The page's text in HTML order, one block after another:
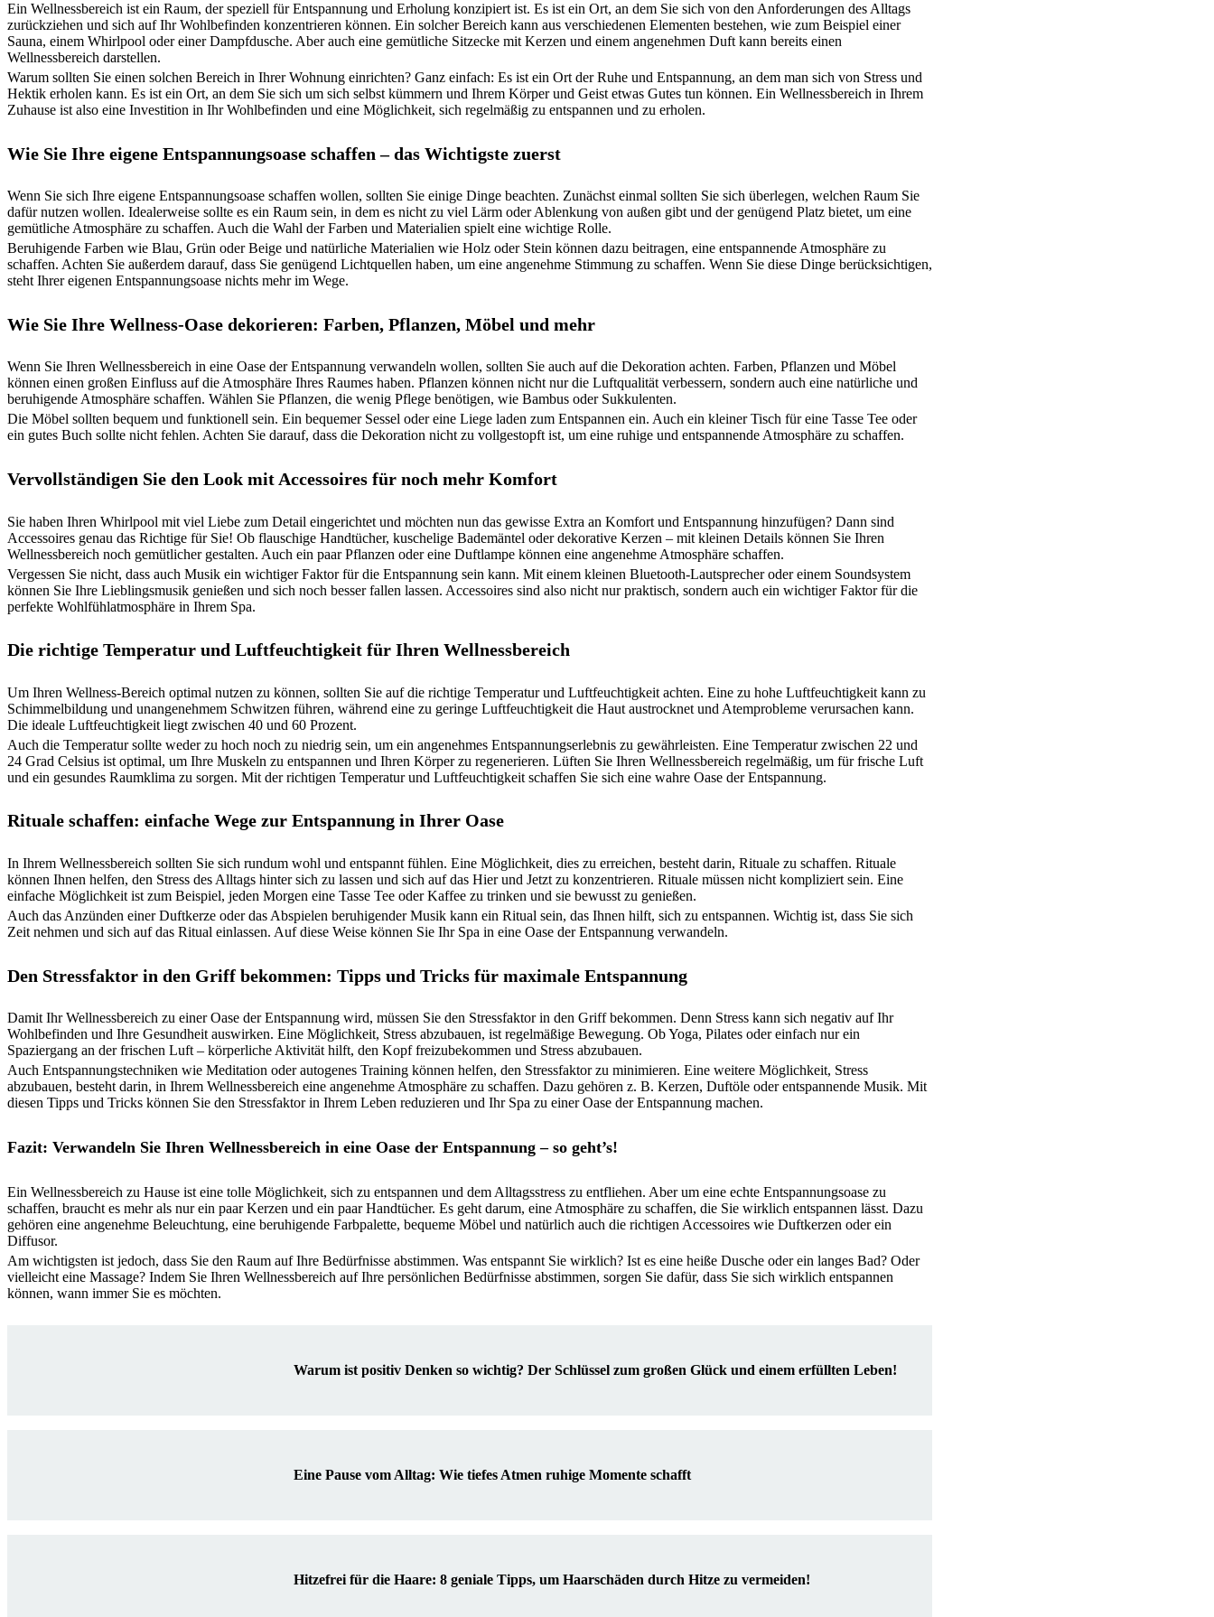
Ein Wellnessbereich ist ein Raum, der speziell für Entspannung und Erholung konzipiert ist. Es ist ein Ort, an dem Sie sich von den Anforderungen des Alltags
zurückziehen und sich auf Ihr Wohlbefinden konzentrieren können. Ein solcher Bereich kann aus verschiedenen Elementen bestehen, wie zum Beispiel einer
Sauna, einem Whirlpool oder einer Dampfdusche. Aber auch eine gemütliche Sitzecke mit Kerzen und einem angenehmen Duft kann bereits einen
Wellnessbereich darstellen.
Warum sollten Sie einen solchen Bereich in Ihrer Wohnung einrichten? Ganz einfach: Es ist ein Ort der Ruhe und Entspannung, an dem man sich von Stress und
Hektik erholen kann. Es ist ein Ort, an dem Sie sich um sich selbst kümmern und Ihrem Körper und Geist etwas Gutes tun können. Ein Wellnessbereich in Ihrem
Zuhause ist also eine Investition in Ihr Wohlbefinden und eine Möglichkeit, sich regelmäßig zu entspannen und zu erholen.
Wie Sie Ihre eigene Entspannungsoase schaffen – das Wichtigste zuerst
Wenn Sie sich Ihre eigene Entspannungsoase schaffen wollen, sollten Sie einige Dinge beachten. Zunächst einmal sollten Sie sich überlegen, welchen Raum Sie
dafür nutzen wollen. Idealerweise sollte es ein Raum sein, in dem es nicht zu viel Lärm oder Ablenkung von außen gibt und der genügend Platz bietet, um eine
gemütliche Atmosphäre zu schaffen. Auch die Wahl der Farben und Materialien spielt eine wichtige Rolle.
Beruhigende Farben wie Blau, Grün oder Beige und natürliche Materialien wie Holz oder Stein können dazu beitragen, eine entspannende Atmosphäre zu
schaffen. Achten Sie außerdem darauf, dass Sie genügend Lichtquellen haben, um eine angenehme Stimmung zu schaffen. Wenn Sie diese Dinge berücksichtigen,
steht Ihrer eigenen Entspannungsoase nichts mehr im Wege.
Wie Sie Ihre Wellness-Oase dekorieren: Farben, Pflanzen, Möbel und mehr
Wenn Sie Ihren Wellnessbereich in eine Oase der Entspannung verwandeln wollen, sollten Sie auch auf die Dekoration achten. Farben, Pflanzen und Möbel
können einen großen Einfluss auf die Atmosphäre Ihres Raumes haben. Pflanzen können nicht nur die Luftqualität verbessern, sondern auch eine natürliche und
beruhigende Atmosphäre schaffen. Wählen Sie Pflanzen, die wenig Pflege benötigen, wie Bambus oder Sukkulenten.
Die Möbel sollten bequem und funktionell sein. Ein bequemer Sessel oder eine Liege laden zum Entspannen ein. Auch ein kleiner Tisch für eine Tasse Tee oder
ein gutes Buch sollte nicht fehlen. Achten Sie darauf, dass die Dekoration nicht zu vollgestopft ist, um eine ruhige und entspannende Atmosphäre zu schaffen.
Vervollständigen Sie den Look mit Accessoires für noch mehr Komfort
Sie haben Ihren Whirlpool mit viel Liebe zum Detail eingerichtet und möchten nun das gewisse Extra an Komfort und Entspannung hinzufügen? Dann sind
Accessoires genau das Richtige für Sie! Ob flauschige Handtücher, kuschelige Bademäntel oder dekorative Kerzen – mit kleinen Details können Sie Ihren
Wellnessbereich noch gemütlicher gestalten. Auch ein paar Pflanzen oder eine Duftlampe können eine angenehme Atmosphäre schaffen.
Vergessen Sie nicht, dass auch Musik ein wichtiger Faktor für die Entspannung sein kann. Mit einem kleinen Bluetooth-Lautsprecher oder einem Soundsystem
können Sie Ihre Lieblingsmusik genießen und sich noch besser fallen lassen. Accessoires sind also nicht nur praktisch, sondern auch ein wichtiger Faktor für die
perfekte Wohlfühlatmosphäre in Ihrem Spa.
Die richtige Temperatur und Luftfeuchtigkeit für Ihren Wellnessbereich
Um Ihren Wellness-Bereich optimal nutzen zu können, sollten Sie auf die richtige Temperatur und Luftfeuchtigkeit achten. Eine zu hohe Luftfeuchtigkeit kann zu
Schimmelbildung und unangenehmem Schwitzen führen, während eine zu geringe Luftfeuchtigkeit die Haut austrocknet und Atemprobleme verursachen kann.
Die ideale Luftfeuchtigkeit liegt zwischen 40 und 60 Prozent.
Auch die Temperatur sollte weder zu hoch noch zu niedrig sein, um ein angenehmes Entspannungserlebnis zu gewährleisten. Eine Temperatur zwischen 22 und
24 Grad Celsius ist optimal, um Ihre Muskeln zu entspannen und Ihren Körper zu regenerieren. Lüften Sie Ihren Wellnessbereich regelmäßig, um für frische Luft
und ein gesundes Raumklima zu sorgen. Mit der richtigen Temperatur und Luftfeuchtigkeit schaffen Sie sich eine wahre Oase der Entspannung.
Rituale schaffen: einfache Wege zur Entspannung in Ihrer Oase
In Ihrem Wellnessbereich sollten Sie sich rundum wohl und entspannt fühlen. Eine Möglichkeit, dies zu erreichen, besteht darin, Rituale zu schaffen. Rituale
können Ihnen helfen, den Stress des Alltags hinter sich zu lassen und sich auf das Hier und Jetzt zu konzentrieren. Rituale müssen nicht kompliziert sein. Eine
einfache Möglichkeit ist zum Beispiel, jeden Morgen eine Tasse Tee oder Kaffee zu trinken und sie bewusst zu genießen.
Auch das Anzünden einer Duftkerze oder das Abspielen beruhigender Musik kann ein Ritual sein, das Ihnen hilft, sich zu entspannen. Wichtig ist, dass Sie sich
Zeit nehmen und sich auf das Ritual einlassen. Auf diese Weise können Sie Ihr Spa in eine Oase der Entspannung verwandeln.
Den Stressfaktor in den Griff bekommen: Tipps und Tricks für maximale Entspannung
Damit Ihr Wellnessbereich zu einer Oase der Entspannung wird, müssen Sie den Stressfaktor in den Griff bekommen. Denn Stress kann sich negativ auf Ihr
Wohlbefinden und Ihre Gesundheit auswirken. Eine Möglichkeit, Stress abzubauen, ist regelmäßige Bewegung. Ob Yoga, Pilates oder einfach nur ein
Spaziergang an der frischen Luft – körperliche Aktivität hilft, den Kopf freizubekommen und Stress abzubauen.
Auch Entspannungstechniken wie Meditation oder autogenes Training können helfen, den Stressfaktor zu minimieren. Eine weitere Möglichkeit, Stress
abzubauen, besteht darin, in Ihrem Wellnessbereich eine angenehme Atmosphäre zu schaffen. Dazu gehören z. B. Kerzen, Duftöle oder entspannende Musik. Mit
diesen Tipps und Tricks können Sie den Stressfaktor in Ihrem Leben reduzieren und Ihr Spa zu einer Oase der Entspannung machen.
Fazit: Verwandeln Sie Ihren Wellnessbereich in eine Oase der Entspannung – so geht’s!
Ein Wellnessbereich zu Hause ist eine tolle Möglichkeit, sich zu entspannen und dem Alltagsstress zu entfliehen. Aber um eine echte Entspannungsoase zu
schaffen, braucht es mehr als nur ein paar Kerzen und ein paar Handtücher. Es geht darum, eine Atmosphäre zu schaffen, die Sie wirklich entspannen lässt. Dazu
gehören eine angenehme Beleuchtung, eine beruhigende Farbpalette, bequeme Möbel und natürlich auch die richtigen Accessoires wie Duftkerzen oder ein
Diffusor.
Am wichtigsten ist jedoch, dass Sie den Raum auf Ihre Bedürfnisse abstimmen. Was entspannt Sie wirklich? Ist es eine heiße Dusche oder ein langes Bad? Oder
vielleicht eine Massage? Indem Sie Ihren Wellnessbereich auf Ihre persönlichen Bedürfnisse abstimmen, sorgen Sie dafür, dass Sie sich wirklich entspannen
können, wann immer Sie es möchten.
Warum ist positiv Denken so wichtig? Der Schlüssel zum großen Glück und einem erfüllten Leben!
Eine Pause vom Alltag: Wie tiefes Atmen ruhige Momente schafft
Hitzefrei für die Haare: 8 geniale Tipps, um Haarschäden durch Hitze zu vermeiden!